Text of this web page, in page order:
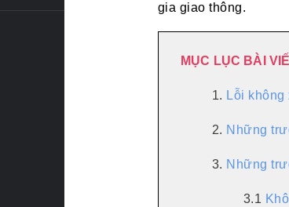
gia giao thông.
MỤC LỤC BÀI
1. Lỗi
2. Những
3. Những
3.1